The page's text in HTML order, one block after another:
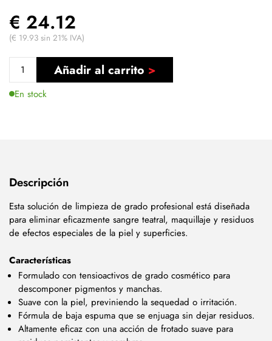
€ 24.12
(€ 19.93 sin 21% IVA)
Añadir al carrito
En stock
Descripción
Esta solución de limpieza de grado profesional está diseñada
para eliminar eficazmente sangre teatral, maquillaje y residuos
de efectos especiales de la piel y superficies.
Características
Formulado con tensioactivos de grado cosmético para
descomponer pigmentos y manchas.
Suave con la piel, previniendo la sequedad o irritación.
Fórmula de baja espuma que se enjuaga sin dejar residuos.
Altamente eficaz con una acción de frotado suave para